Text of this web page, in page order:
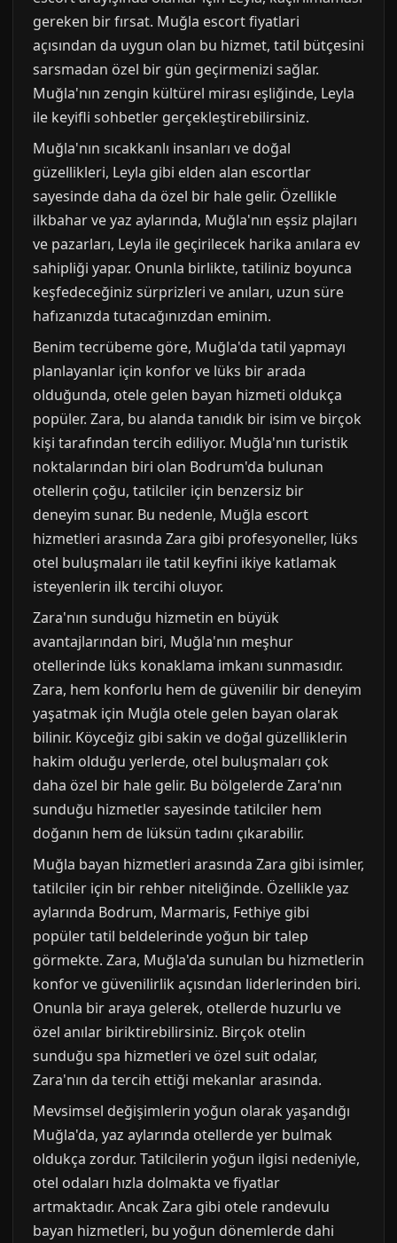
gereken bir fırsat. Muğla escort fiyatlari
açısından da uygun olan bu hizmet, tatil bütçesini
sarsmadan özel bir gün geçirmenizi sağlar.
Muğla'nın zengin kültürel mirası eşliğinde, Leyla
ile keyifli sohbetler gerçekleştirebilirsiniz.
Muğla'nın sıcakkanlı insanları ve doğal
güzellikleri, Leyla gibi elden alan escortlar
sayesinde daha da özel bir hale gelir. Özellikle
ilkbahar ve yaz aylarında, Muğla'nın eşsiz plajları
ve pazarları, Leyla ile geçirilecek harika anılara ev
sahipliği yapar. Onunla birlikte, tatiliniz boyunca
keşfedeceğiniz sürprizleri ve anıları, uzun süre
hafızanızda tutacağınızdan eminim.
Benim tecrübeme göre, Muğla'da tatil yapmayı
planlayanlar için konfor ve lüks bir arada
olduğunda, otele gelen bayan hizmeti oldukça
popüler. Zara, bu alanda tanıdık bir isim ve birçok
kişi tarafından tercih ediliyor. Muğla'nın turistik
noktalarından biri olan Bodrum'da bulunan
otellerin çoğu, tatilciler için benzersiz bir
deneyim sunar. Bu nedenle, Muğla escort
hizmetleri arasında Zara gibi profesyoneller, lüks
otel buluşmaları ile tatil keyfini ikiye katlamak
isteyenlerin ilk tercihi oluyor.
Zara'nın sunduğu hizmetin en büyük
avantajlarından biri, Muğla'nın meşhur
otellerinde lüks konaklama imkanı sunmasıdır.
Zara, hem konforlu hem de güvenilir bir deneyim
yaşatmak için Muğla otele gelen bayan olarak
bilinir. Köyceğiz gibi sakin ve doğal güzelliklerin
hakim olduğu yerlerde, otel buluşmaları çok
daha özel bir hale gelir. Bu bölgelerde Zara'nın
sunduğu hizmetler sayesinde tatilciler hem
doğanın hem de lüksün tadını çıkarabilir.
Muğla bayan hizmetleri arasında Zara gibi isimler,
tatilciler için bir rehber niteliğinde. Özellikle yaz
aylarında Bodrum, Marmaris, Fethiye gibi
popüler tatil beldelerinde yoğun bir talep
görmekte. Zara, Muğla'da sunulan bu hizmetlerin
konfor ve güvenilirlik açısından liderlerinden biri.
Onunla bir araya gelerek, otellerde huzurlu ve
özel anılar biriktirebilirsiniz. Birçok otelin
sunduğu spa hizmetleri ve özel suit odalar,
Zara'nın da tercih ettiği mekanlar arasında.
Mevsimsel değişimlerin yoğun olarak yaşandığı
Muğla'da, yaz aylarında otellerde yer bulmak
oldukça zordur. Tatilcilerin yoğun ilgisi nedeniyle,
otel odaları hızla dolmakta ve fiyatlar
artmaktadır. Ancak Zara gibi otele randevulu
bayan hizmetleri, bu yoğun dönemlerde dahi